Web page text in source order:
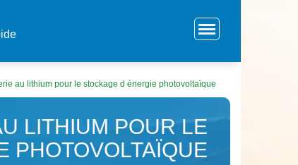
au lithium pour le stockage d énergie photovoltaïque
LITHIUM POUR LE
PHOTOVOLTAÏQUE